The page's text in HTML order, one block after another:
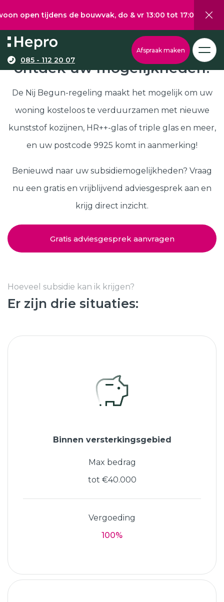
tijdens de bouwvak, do & vr 13:00 tot 17:00, za 10:00
085 - 112 20 07
Afspraak maken
Nij Begun subsidie in 9925,
ontdek uw mogelijkheden!
De Nij Begun-regeling maakt het mogelijk om uw
woning kosteloos te verduurzamen met nieuwe
kunststof kozijnen, HR++-glas of triple glas en meer,
en uw postcode 9925 komt in aanmerking!
Benieuwd naar uw subsidiemogelijkheden? Vraag
nu een gratis en vrijblijvend adviesgesprek aan en
krijg direct inzicht.
Gratis adviesgesprek aanvragen
Hoeveel subsidie kan ik krijgen?
Er zijn drie situaties:
Binnen versterkingsgebied
Max bedrag
tot €40.000
Vergoeding
100%
Wat wilt u graag verduurzamen?
Via onze configurator berekent u eenvoudig een
richtprijs voor uw kunststof kozijnen, -deuren, of
schuifpuien.
Samenstellen
Deuren
Schuifpuien
Kunststof kozijnen
Kunststof deuren
Kunststof schuifpuien
Isolatie
Klantenservice
Hepro
Subsidies
SHOWROOM BEZOEKEN